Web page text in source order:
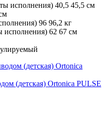
исполнения) 40,5 45,5 см
96 96,2 кг
62 67 см
(детская) Ortonica PULSE